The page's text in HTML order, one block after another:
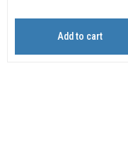
Add to cart